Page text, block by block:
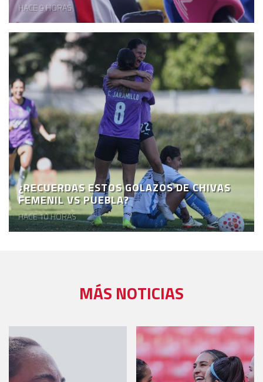
HACE 9 HORAS
¿RECUERDAS ESTOS GOLAZOS DE CHIVAS
FEMENIL VS PUEBLA?
HACE 10 HORAS
MÁS NOTICIAS